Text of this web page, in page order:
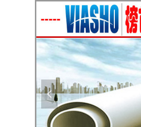
넳